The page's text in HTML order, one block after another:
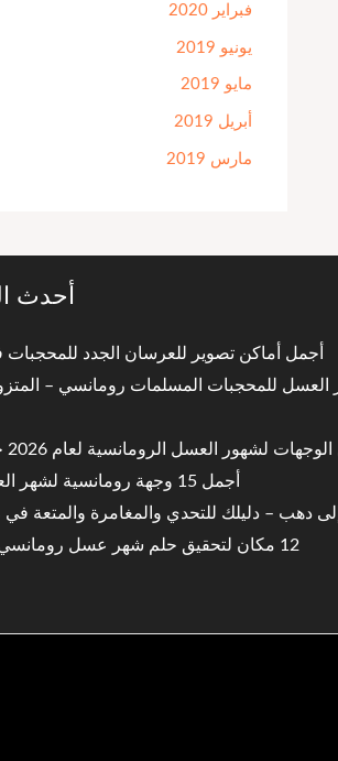
فبراير 2020
يونيو 2019
مايو 2019
أبريل 2019
مارس 2019
أحدث
أجمل أماكن تصوير للعرسان الجدد للمحجبات
العسل للمحجبات المسلمات رومانسي –
لشهور العسل الرومانسية لعام 2026 حول العالم
أجمل 15 وجهة رومانسية لشهر العسل 2024
دهب – دليلك للتحدي والمغامرة والمتعة
12 مكان لتحقيق حلم شهر عسل رومانسي في اوروبا